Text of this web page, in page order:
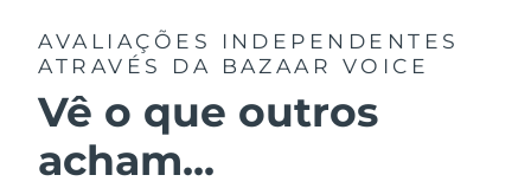
AVALIAÇÕES INDEPENDENTES
ATRAVÉS DA BAZAAR VOICE
Vê o que outros
acham...